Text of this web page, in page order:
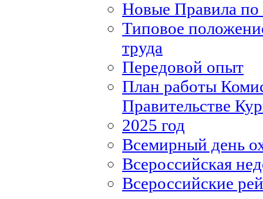
Новые Правила по
Типовое
труда
Передовой опыт
План работы
Правительстве
2025 год
Всемирный день
Всероссийская
Всероссийские